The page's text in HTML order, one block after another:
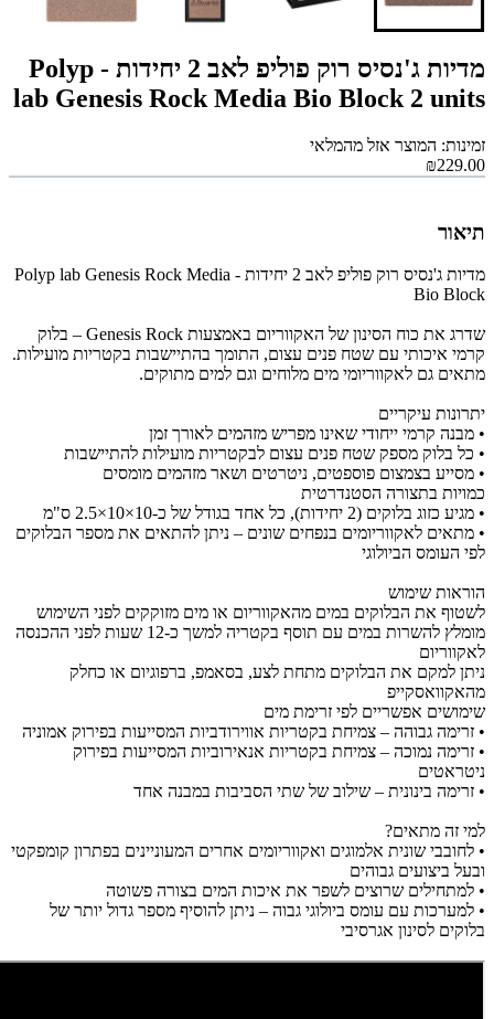
מדיות ג'נסיס רוק פוליפ לאב 2 יחידות - Polyp
lab Genesis Rock Media Bio Block 2 units
זמינות: המוצר אזל מהמלאי
₪229.00
תיאור
מדיות ג'נסיס רוק פוליפ לאב 2 יחידות - Polyp lab Genesis Rock Media
Bio Block
שדרג את כוח הסינון של האקווריום באמצעות Genesis Rock – בלוק
קרמי איכותי עם שטח פנים עצום, התומך בהתיישבות בקטריות מועילות.
מתאים גם לאקווריומי מים מלוחים וגם למים מתוקים.
יתרונות עיקריים
• מבנה קרמי ייחודי שאינו מפריש מזהמים לאורך זמן
• כל בלוק מספק שטח פנים עצום לבקטריות מועילות להתיישבות
• מסייע בצמצום פוספטים, ניטרטים ושאר מזהמים מומסים
כמויות בתצורה הסטנדרטית
• מגיע כזוג בלוקים (2 יחידות), כל אחד בגודל של כ-10×10×2.5 ס"מ
• מתאים לאקווריומים בנפחים שונים – ניתן להתאים את מספר הבלוקים
לפי העומס הביולוגי
הוראות שימוש
לשטוף את הבלוקים במים מהאקווריום או מים מזוקקים לפני השימוש
מומלץ להשרות במים עם תוסף בקטריה למשך כ-12 שעות לפני ההכנסה
לאקווריום
ניתן למקם את הבלוקים מתחת לצע, בסאמפ, ברפוגיום או כחלק
מהאקוואסקייפ
שימושים אפשריים לפי זרימת מים
• זרימה גבוהה – צמיחת בקטריות אווירודביות המסייעות בפירוק אמוניה
• זרימה נמוכה – צמיחת בקטריות אנאירוביות המסייעות בפירוק
ניטראטים
• זרימה בינונית – שילוב של שתי הסביבות במבנה אחד
למי זה מתאים?
• לחובבי שונית אלמוגים ואקווריומים אחרים המעוניינים בפתרון קומפקטי
ובעל ביצועים גבוהים
• למתחילים שרוצים לשפר את איכות המים בצורה פשוטה
• למערכות עם עומס ביולוגי גבוה – ניתן להוסיף מספר גדול יותר של
בלוקים לסינון אגרסיבי